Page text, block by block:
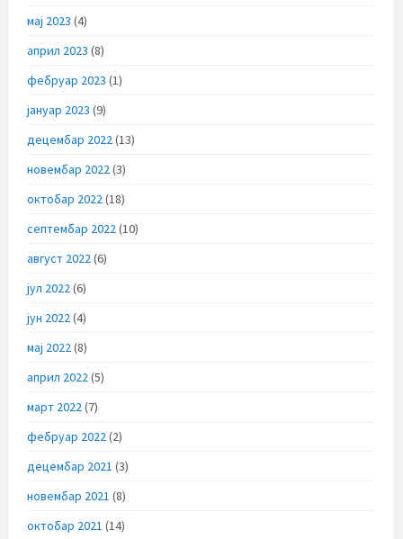
мај 2023 (4)
април 2023 (8)
фебруар 2023 (1)
јануар 2023 (9)
децембар 2022(13)
новембар 2022(3)
октобар 2022(18)
септембар 2022(10)
август 2022(6)
јул 2022(6)
јун 2022(4)
мај 2022(8)
април 2022(5)
март 2022(7)
фебруар 2022(2)
децембар 2021 (3)
новембар 2021 (8)
октобар 2021 (14)